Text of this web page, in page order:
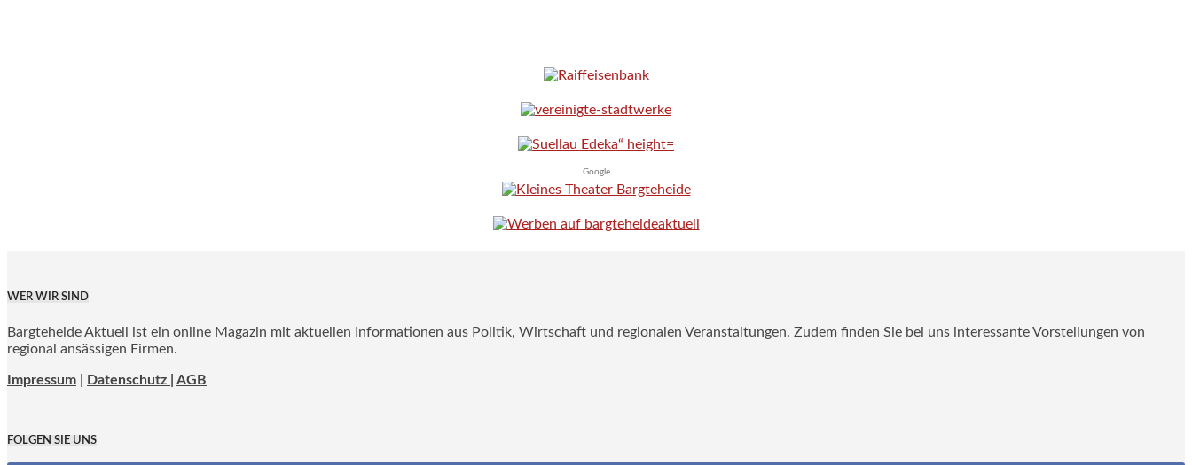
Google
WER WIR SIND
Bargteheide Aktuell ist ein online Magazin mit aktuellen Informationen aus Politik, Wirtschaft und regionalen Veranstaltungen. Zudem finden Sie bei uns interessante Vorstellungen von
regional ansässigen Firmen.
Impressum Datenschutz | AGB
FOLGEN SIE UNS